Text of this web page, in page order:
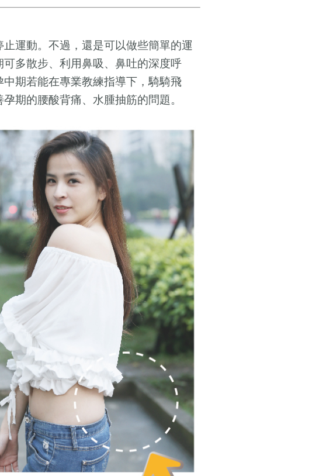
運動。不過，還是可以做些簡單的運
多散步、利用鼻吸、鼻吐的深度呼
期若能在專業教練指導下，騎騎飛
期的腰酸背痛、水腫抽筋的問題。